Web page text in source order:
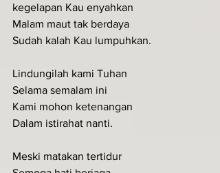
kegelapan Kau enyahkan
Malam maut tak berdaya
Sudah kalah Kau lumpuhkan.
Lindungilah kami Tuhan
Selama semalam ini
Kami mohon ketenangan
Dalam istirahat nanti.
Meski matakan tertidur